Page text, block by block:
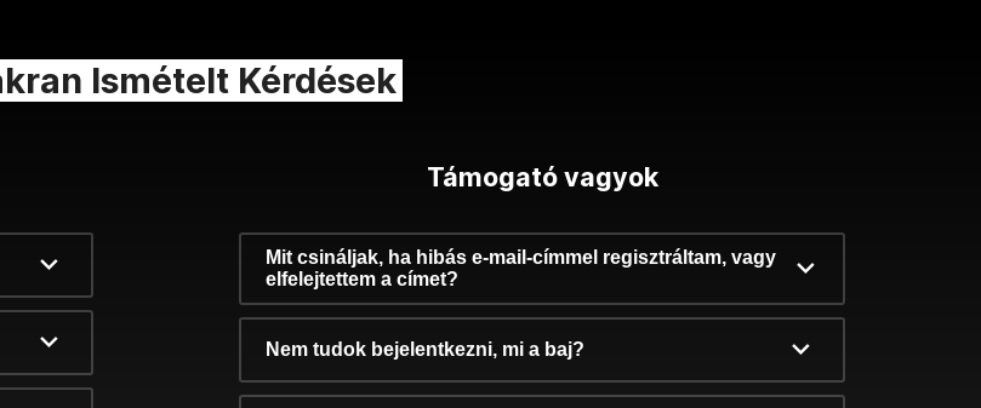
Ismételt Kérdések
Támogató vagyok
Mit csináljak, ha hibás e-mail-címmel regisztráltam, vagy
elfelejtettem a címet?
Nem tudok bejelentkezni, mi a baj?